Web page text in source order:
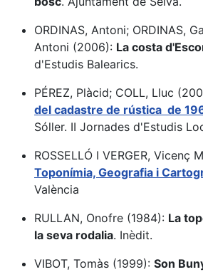
ORDINAS, Antoni; ORDINAS,
Antoni (2006): La costa
d'Estudis Balearics.
PÉREZ, Plàcid; COLL, Lluc
del cadastre de rústica de
Sóller. II Jornades d'Estudis
ROSSELLÓ I VERGER, Vicenç
Toponímia, Geografia i
València
RULLAN, Onofre (1984): La
la seva rodalia. Inèdit.
VIBOT, Tomàs (1999): Son